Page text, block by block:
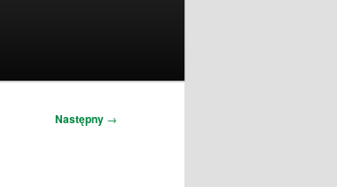
Następny →